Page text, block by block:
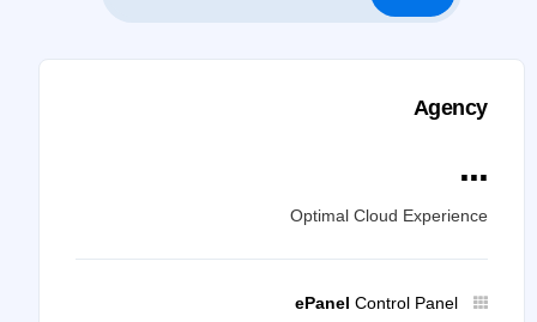
Agency
...
Optimal Cloud Experience
ePanel Control Panel